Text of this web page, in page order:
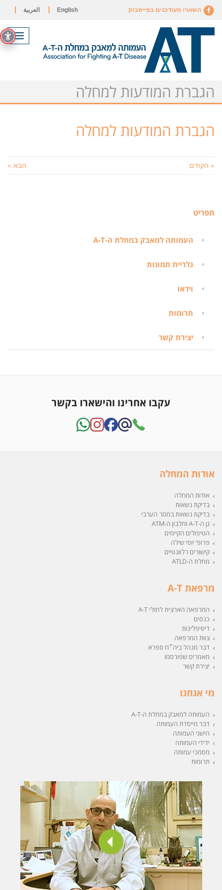
השארו מעודכנים בפייסבוק English العربية
הגברת המודעות למחלה
הגברת המודעות למחלה
« הקודם הבא »
תפריט
העמותה למאבק במחלת ה-A-T
גלריית תמונות
וידאו
תרומות
יצירת קשר
עקבו אחרינו והישארו בקשר
אודות המחלה
אודות המחלה
בדיקת נשאות
בדיקת נשאות במגזר הערבי
גן ה-A-T וחלבון ה-ATM
הטיפולים הקיימים
פרופ’ יוסי שילה
קישורים רלוונטיים
מחלת ה-ATLD
מרפאת A-T
המרפאה הארצית לחולי A-T
כנסים
דיסיפלינות
צוות המרפאה
דבר מנהל ביה״ח ספרא
מאמרים שפורסמו
יצירת קשר
מי אנחנו
העמותה למאבק במחלת ה-A-T
דבר מייסדת העמותה
הישגי העמותה
ידידי העמותה
מסמכי עמותה
תרומות